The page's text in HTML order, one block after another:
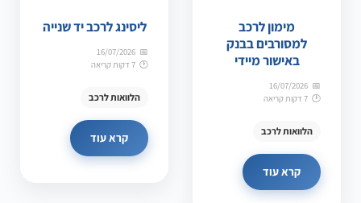
מימון לרכב
למסורבים בבנק
באישור מיידי
16/07/2026
7 דקות קריאה
הלוואות לרכב
קרא עוד
ליסינג לרכב יד שנייה
16/07/2026
7 דקות קריאה
הלוואות לרכב
קרא עוד